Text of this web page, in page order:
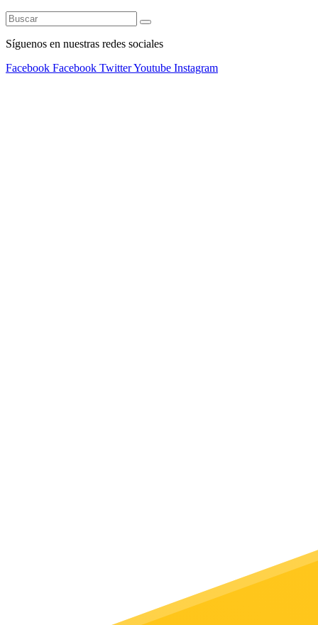
Síguenos en nuestras redes sociales
Facebook Facebook TwitterYoutube Instagram